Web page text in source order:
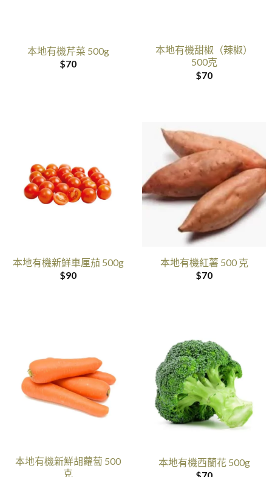
本地有機芹菜 500g
$70
本地有機甜椒（辣椒）
500克
$70
本地有機新鮮車厘茄 500g
$90
本地有機紅薯 500 克
$70
本地有機新鮮胡蘿蔔 500
克
本地有機西蘭花 500g